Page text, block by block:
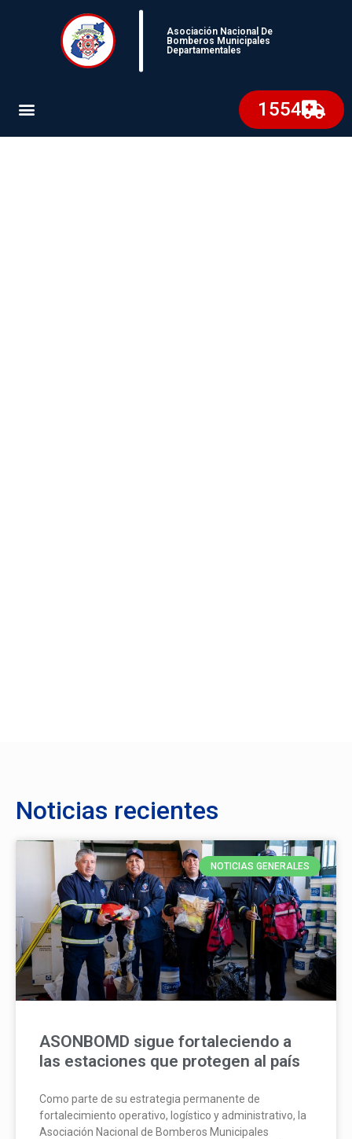
Asociación Nacional De
Bomberos Municipales
Departamentales
1554
Noticias recientes
NOTICIAS GENERALES
ASONBOMD sigue fortaleciendo a
las estaciones que protegen al país
Como parte de su estrategia permanente de
fortalecimiento operativo, logístico y administrativo, la
Asociación Nacional de Bomberos Municipales